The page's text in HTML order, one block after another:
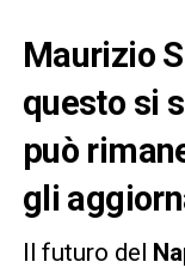
Maurizio
questo si
può
gli
Il futuro del